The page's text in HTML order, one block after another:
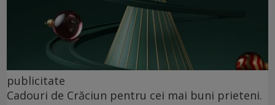
publicitate
Cadouri de Crăciun pentru cei mai buni prieteni.